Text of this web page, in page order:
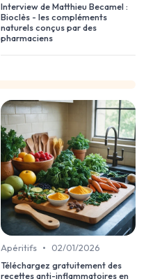
Interview de Matthieu Becamel :
Bioclès - les compléments
naturels conçus par des
pharmaciens
Apéritifs •
02/01/2026
Téléchargez gratuitement des
recettes anti-inflammatoires en